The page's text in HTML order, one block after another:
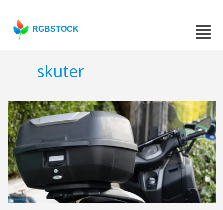
RGBSTOCK
skuter